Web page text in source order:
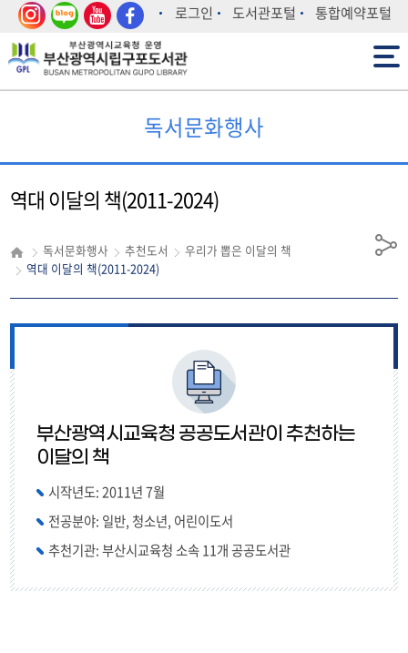
로그인 도서관포털 통합예약포털
인스
타그
램
블로
그
유튜
브
페이
스북
전체메뉴
독서문화행사
역대 이달의 책(2011-2024)
독서문화행사 추천도서
우리가 뽑은 이달의 책
역대 이달의 책(2011-2024)
공
부산광역시교육청 공공도서관이 추천하는
이달의 책
시작년도: 2011년 7월
전공분야: 일반, 청소년, 어린이도서
추천기관: 부산시교육청 소속 11개 공공도서관